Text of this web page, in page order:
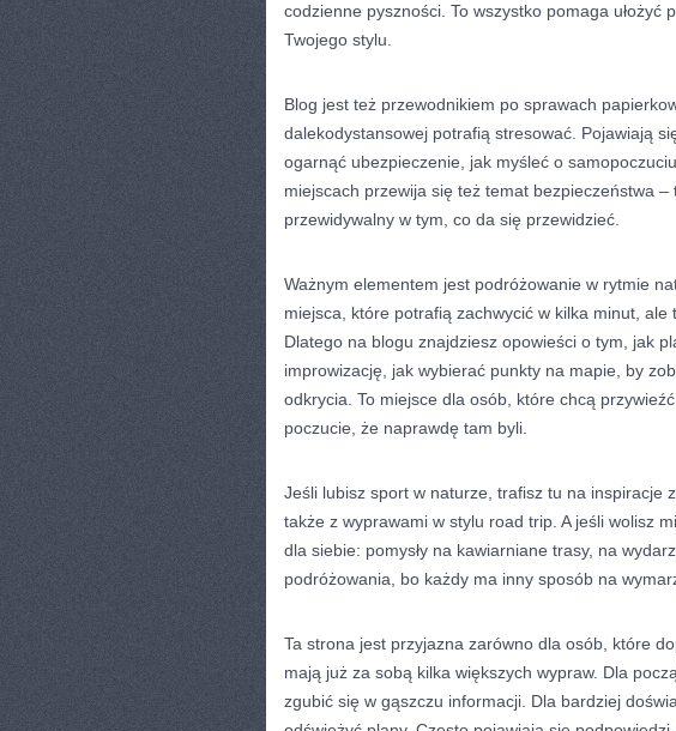
codzienne pyszności. To wszystko pomaga ułożyć
Twojego stylu.
Blog jest też przewodnikiem po sprawach
dalekodystansowej potrafią stresować. Pojawiają
ogarnąć ubezpieczenie, jak myśleć o
miejscach przewija się też temat bezpieczeństwa –
przewidywalny w tym, co da się przewidzieć.
Ważnym elementem jest podróżowanie w rytmie
miejsca, które potrafią zachwycić w kilka minut, ale
Dlatego na blogu znajdziesz opowieści o tym, jak
improwizację, jak wybierać punkty na mapie, by
odkrycia. To miejsce dla osób, które chcą
poczucie, że naprawdę tam byli.
Jeśli lubisz sport w naturze, trafisz tu na inspiracje
także z wyprawami w stylu road trip. A jeśli wolisz
dla siebie: pomysły na kawiarniane trasy, na
podróżowania, bo każdy ma inny sposób na
Ta strona jest przyjazna zarówno dla osób, które
mają już za sobą kilka większych wypraw. Dla
zgubić się w gąszczu informacji. Dla bardziej